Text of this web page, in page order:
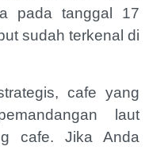
pada tanggal 17
sudah terkenal di
cafe yang
laut
cafe. Jika Anda